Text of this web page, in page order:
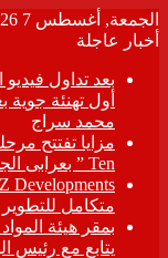
الجمعة, أغسطس 7 2026
أخبار عاجلة
بعد تداول
أول تهنئة
محمد سراج
Ten ” بعرابى الجديدة بمدينة العبور
متكامل
بمقر هيئة
يتابع مع رئيس